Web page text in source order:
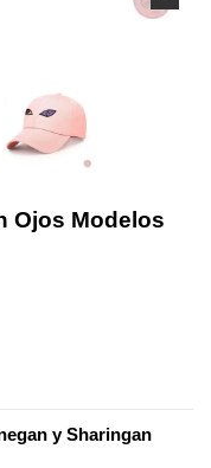
Ojos Modelos
y Sharingan